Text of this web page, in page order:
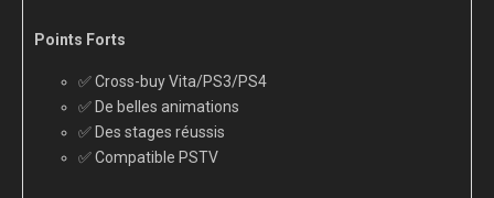
Points Forts
✅ Cross-buy Vita/PS3/PS4
✅ De belles animations
✅ Des stages réussis
✅ Compatible PSTV